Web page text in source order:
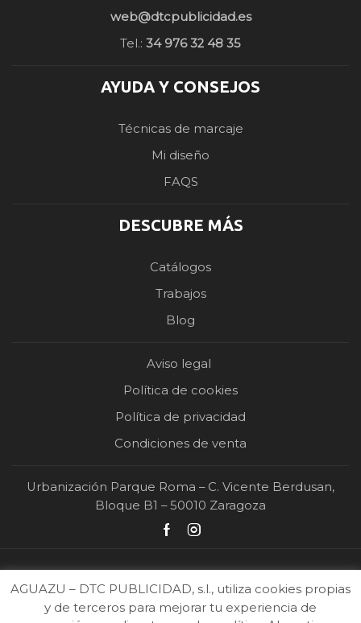
web@dtcpublicidad.es
Tel.: 34 976 32 48 35
AYUDA Y CONSEJOS
Técnicas de marcaje
Mi diseño
FAQS
DESCUBRE MÁS
Catálogos
Trabajos
Blog
Aviso legal
Política de cookies
Política de privacidad
Condiciones de venta
Urbanización Parque Roma – C. Vicente Berdusan,
Bloque B1 – 50010 Zaragoza
AGUAZU – DTC PUBLICIDAD, s.l., utiliza cookies propias
y de terceros para mejorar tu experiencia de